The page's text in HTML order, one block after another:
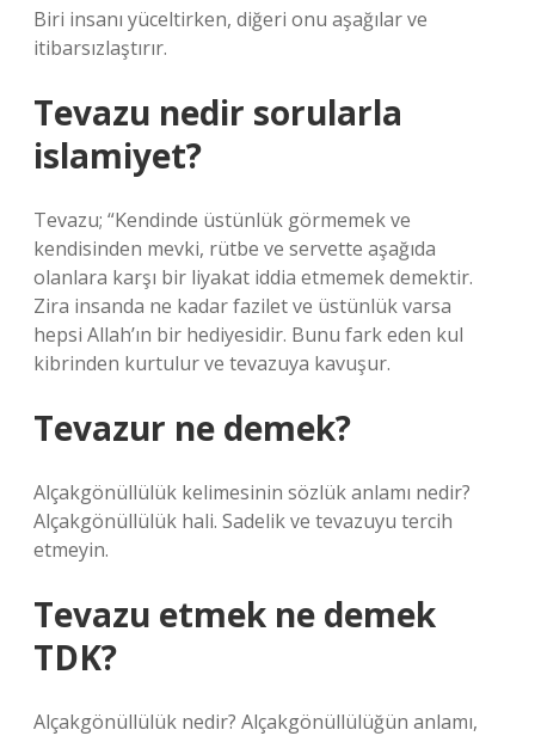
Biri insanı yüceltirken, diğeri onu aşağılar ve
itibarsızlaştırır.
Tevazu nedir sorularla
islamiyet?
Tevazu; “Kendinde üstünlük görmemek ve
kendisinden mevki, rütbe ve servette aşağıda
olanlara karşı bir liyakat iddia etmemek demektir.
Zira insanda ne kadar fazilet ve üstünlük varsa
hepsi Allah’ın bir hediyesidir. Bunu fark eden kul
kibrinden kurtulur ve tevazuya kavuşur.
Tevazur ne demek?
Alçakgönüllülük kelimesinin sözlük anlamı nedir?
Alçakgönüllülük hali. Sadelik ve tevazuyu tercih
etmeyin.
Tevazu etmek ne demek
TDK?
Alçakgönüllülük nedir? Alçakgönüllülüğün anlamı,